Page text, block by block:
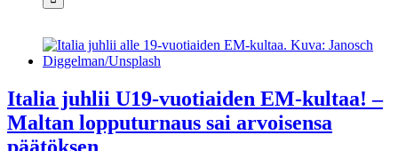
Italia juhlii U19-vuotiaiden EM-kultaa! –
Maltan lopputurnaus sai arvoisensa